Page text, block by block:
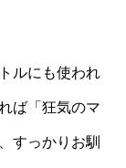
ルにも使われ
ば「狂気のマ
すっかりお馴